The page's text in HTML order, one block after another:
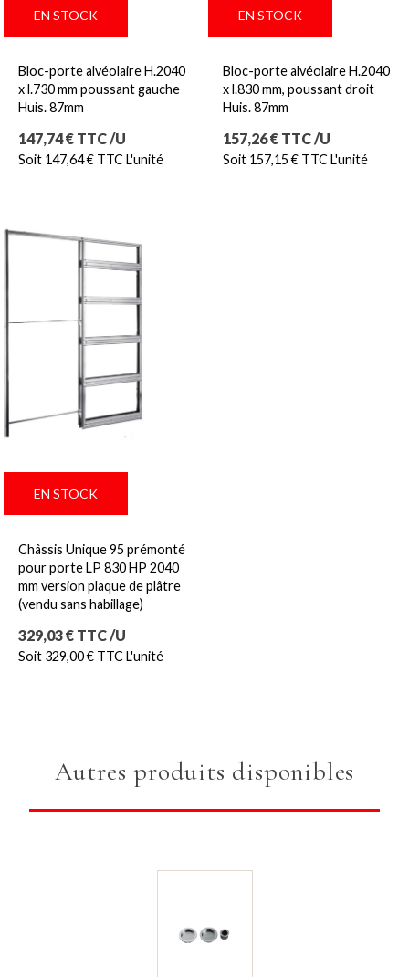
EN STOCK
Bloc-porte alvéolaire H.2040
x l.730 mm poussant gauche
Huis. 87mm
Prix
147,74 € TTC /U
Soit 147,64 € TTC L'unité
EN STOCK
Bloc-porte alvéolaire H.2040
x l.830 mm, poussant droit
Huis. 87mm
Prix
157,26 € TTC /U
Soit 157,15 € TTC L'unité
EN STOCK
Châssis Unique 95 prémonté
pour porte LP 830 HP 2040
mm version plaque de plâtre
(vendu sans habillage)
Prix
329,03 € TTC /U
Soit 329,00 € TTC L'unité
Autres produits disponibles